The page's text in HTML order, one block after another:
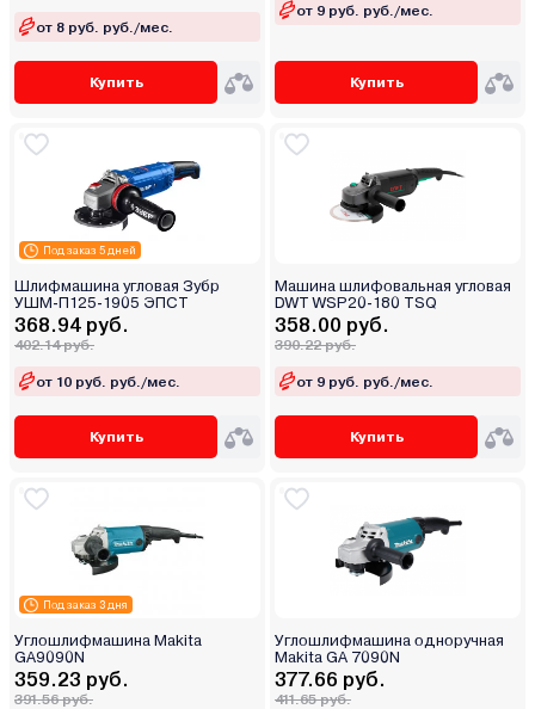
от 8 руб. руб./мес.
Купить
от 9 руб. руб./мес.
Купить
Под заказ 5 дней
Шлифмашина угловая Зубр
УШМ-П125-1905 ЭПСТ
368.94 руб.
402.14 руб.
от 10 руб. руб./мес.
Купить
Машина шлифовальная угловая
DWT WSP20-180 TSQ
358.00 руб.
390.22 руб.
от 9 руб. руб./мес.
Купить
Под заказ 3 дня
Углошлифмашина Makita
GA9090N
359.23 руб.
391.56 руб.
Углошлифмашина одноручная
Makita GA 7090N
377.66 руб.
411.65 руб.